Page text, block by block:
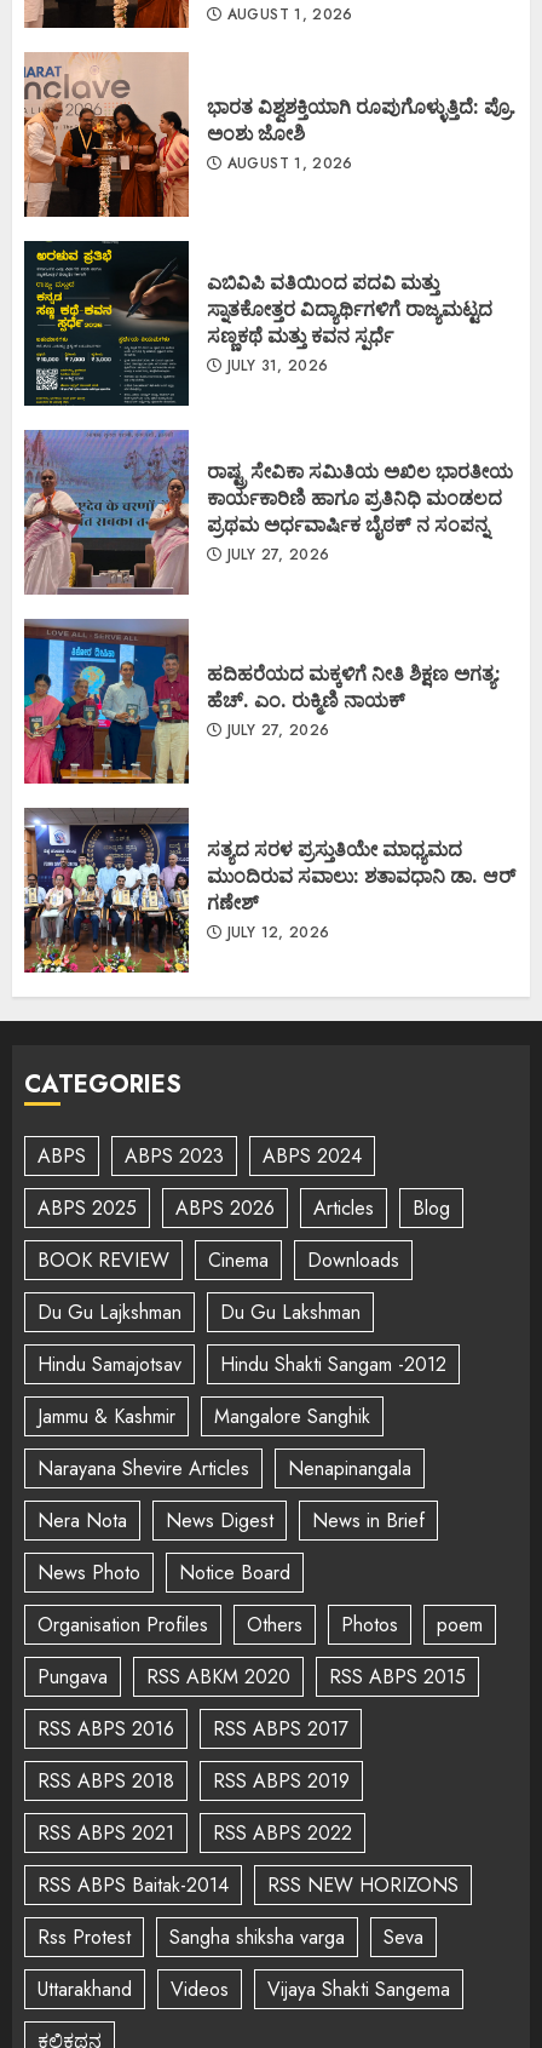
AUGUST 1, 2026
ಭಾರತ ವಿಶ್ವಶಕ್ತಿಯಾಗಿ ರೂಪುಗೊಳ್ಳುತ್ತಿದೆ: ಪ್ರೊ.
ಅಂಶು ಜೋಶಿ
AUGUST 1, 2026
ಎಬಿವಿಪಿ ವತಿಯಿಂದ ಪದವಿ ಮತ್ತು
ಸ್ನಾತಕೋತ್ತರ ವಿದ್ಯಾರ್ಥಿಗಳಿಗೆ ರಾಜ್ಯಮಟ್ಟದ
ಸಣ್ಣಕಥೆ ಮತ್ತು ಕವನ ಸ್ಪರ್ಧೆ
JULY 31, 2026
ರಾಷ್ಟ್ರ ಸೇವಿಕಾ ಸಮಿತಿಯ ಅಖಿಲ ಭಾರತೀಯ
ಕಾರ್ಯಕಾರಿಣಿ ಹಾಗೂ ಪ್ರತಿನಿಧಿ ಮಂಡಲದ
ಪ್ರಥಮ ಅರ್ಧವಾರ್ಷಿಕ ಬೈಠಕ್ ನ ಸಂಪನ್ನ
JULY 27, 2026
ಹದಿಹರೆಯದ ಮಕ್ಕಳಿಗೆ ನೀತಿ ಶಿಕ್ಷಣ ಅಗತ್ಯ:
ಹೆಚ್. ಎಂ. ರುಕ್ಮಿಣಿ ನಾಯಕ್
JULY 27, 2026
ಸತ್ಯದ ಸರಳ ಪ್ರಸ್ತುತಿಯೇ ಮಾಧ್ಯಮದ
ಮುಂದಿರುವ ಸವಾಲು: ಶತಾವಧಾನಿ ಡಾ. ಆರ್
ಗಣೇಶ್
JULY 12, 2026
CATEGORIES
ABPS ABPS 2023
ABPS 2024
ABPS 2025
ABPS 2026 Articles
Blog
BOOK REVIEW
Cinema
Downloads
Du Gu Lajkshman
Du Gu Lakshman
Hindu Samajotsav
Hindu Shakti Sangam -2012
Jammu & Kashmir
Mangalore Sanghik
Narayana Shevire Articles
Nenapinangala
Nera Nota
News Digest
News in Brief
News Photo
Notice Board
Organisation Profiles
Others Photos
poem
Pungava
RSS ABKM 2020
RSS ABPS 2015
RSS ABPS 2016
RSS ABPS 2017
RSS ABPS 2018
RSS ABPS 2019
RSS ABPS 2021
RSS ABPS 2022
RSS ABPS Baitak-2014
RSS NEW HORIZONS
Rss Protest
Sangha shiksha varga
Seva
Uttarakhand
Videos
Vijaya Shakti Sangema
ಕಲಿಕಥನ